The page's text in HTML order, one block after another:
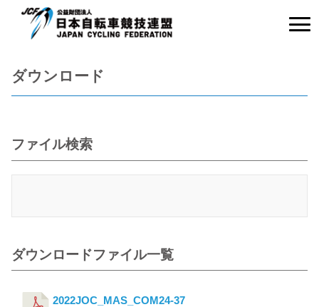
ダウンロード
ファイル検索
ダウンロードファイル一覧
2022JOC_MAS_COM24-37